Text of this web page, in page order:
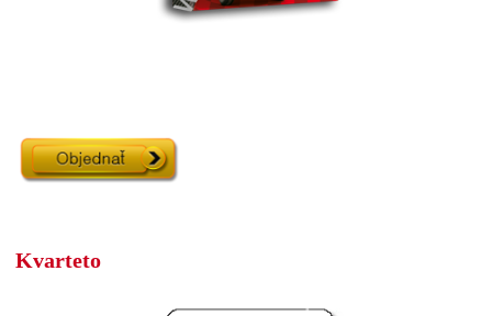
Kvarteto